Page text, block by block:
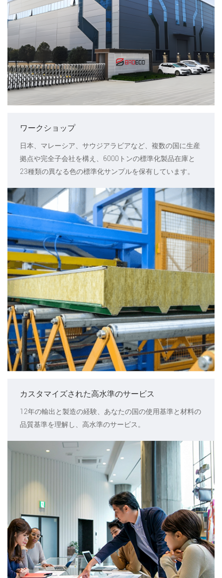
ワークショップ
日本、マレーシア、サウジアラビアなど、複数の国に生産
拠点や完全子会社を構え、6000トンの標準化製品在庫と
23種類の異なる色の標準化サンプルを保有しています。
カスタマイズされた高水準のサービス
12年の輸出と製造の経験、あなたの国の使用基準と材料の
品質基準を理解し、高水準のサービス。